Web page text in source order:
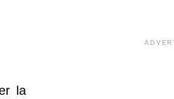
la